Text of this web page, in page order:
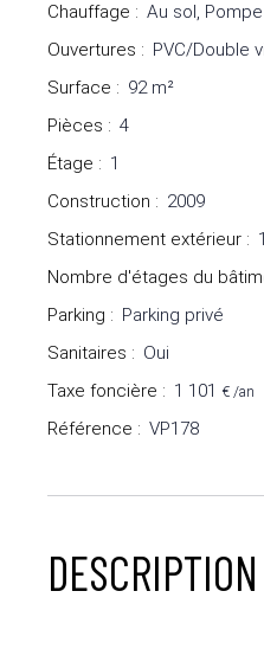
Chauffage : Au sol,
Ouvertures : PVC/Double
Surface : 92 m²
Pièces : 4
Étage : 1
Construction : 2009
Stationnement extérieur :
Nombre d'étages du
Parking : Parking privé
Sanitaires : Oui
Taxe foncière : 1 101 € /an
Référence : VP178
DESCRIPTION